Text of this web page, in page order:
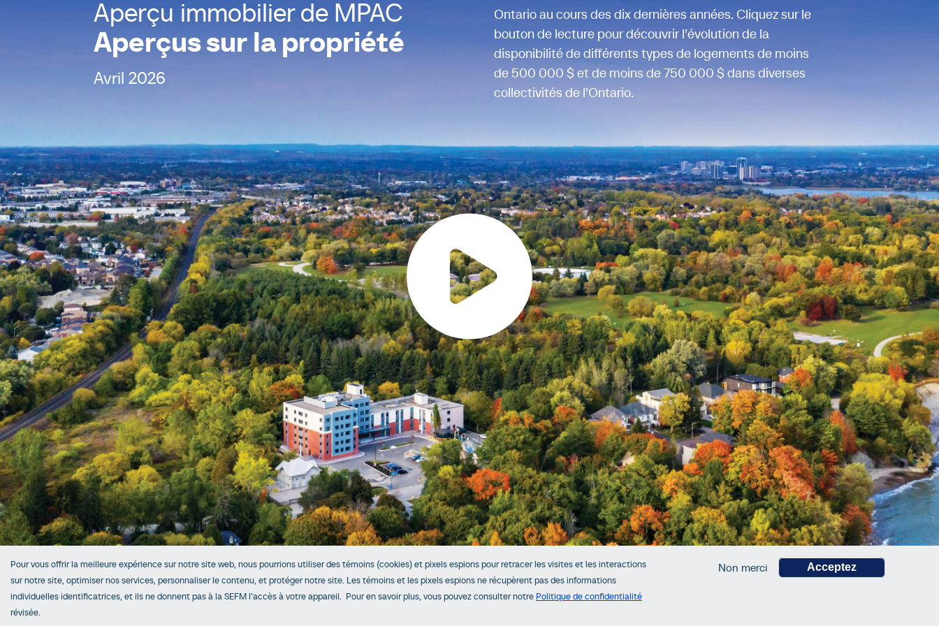
Pour vous offrir la meilleure expérience sur notre site web, nous pourrions utiliser des témoins (cookies) et pixels espions pour retracer les visites et les interactions
sur notre site, optimiser nos services, personnaliser le contenu, et protéger notre site. Les témoins et les pixels espions ne récupèrent pas des informations
individuelles identificatrices, et ils ne donnent pas à la SEFM l’accès à votre appareil. Pour en savoir plus, vous pouvez consulter notre Politique de confidentialité
révisée.
Non merci Acceptez